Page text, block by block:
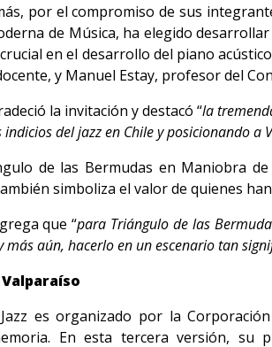
por el compromiso de sus
de Música, ha elegido
en el desarrollo del piano
y Manuel Estay, profesor del
la invitación y destacó “la
del jazz en Chile y posicionando
de las Bermudas en Maniobra
simboliza el valor de quienes
que “para Triángulo de las
aún, hacerlo en un escenario tan
es organizado por la
En esta tercera versión, su